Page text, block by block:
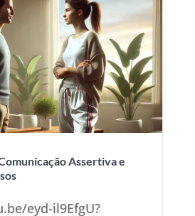
Assertiva e
eyd-il9EfgU?